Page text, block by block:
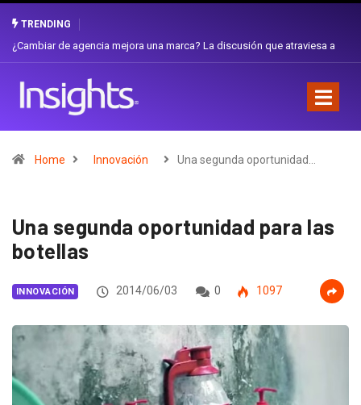
TRENDING
Gabriela Herrera y el arte de cambiarse el sombrero en Corporación
Home Innovación Una segunda oportunidad…
Una segunda oportunidad para las
botellas
INNOVACIÓN 2014/06/03 0 1097